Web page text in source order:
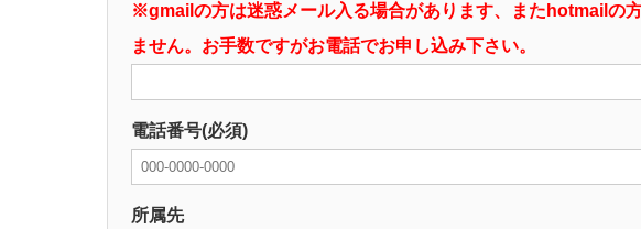
※gmailの方は迷惑メール入る場合があります、またhotmailの
ません。お手数ですがお電話でお申し込み下さい。
電話番号(必須)
所属先